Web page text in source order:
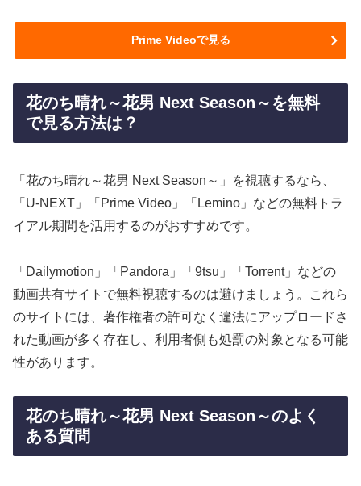
Prime Videoで見る
花のち晴れ～花男 Next Season～を無料
で見る方法は？
「花のち晴れ～花男 Next Season～」を視聴するなら、
「U-NEXT」「Prime Video」「Lemino」などの無料トラ
イアル期間を活用するのがおすすめです。
「Dailymotion」「Pandora」「9tsu」「Torrent」などの
動画共有サイトで無料視聴するのは避けましょう。これら
のサイトには、著作権者の許可なく違法にアップロードさ
れた動画が多く存在し、利用者側も処罰の対象となる可能
性があります。
花のち晴れ～花男 Next Season～のよく
ある質問